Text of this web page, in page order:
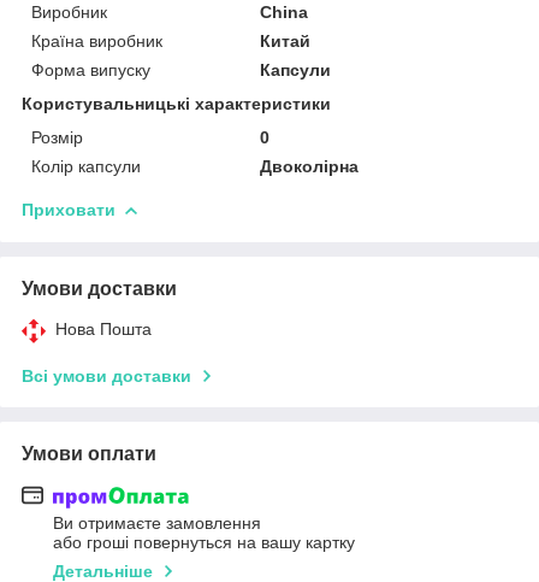
Виробник
China
Країна виробник
Китай
Форма випуску
Капсули
Користувальницькі характеристики
Розмір
0
Колір капсули
Двоколірна
Приховати
Умови доставки
Нова Пошта
Всі умови доставки
Умови оплати
Ви отримаєте замовлення
або гроші повернуться на вашу картку
Детальніше